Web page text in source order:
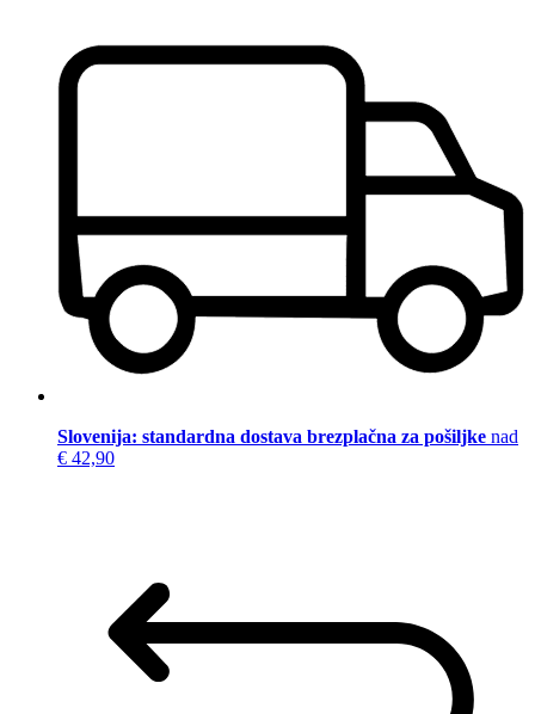
Slovenija: standardna dostava brezplačna za pošiljke nad
€ 42,90